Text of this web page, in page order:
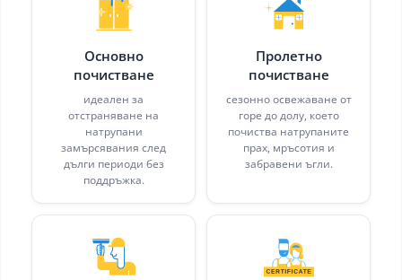
Основно
почистване
идеален за
отстраняване на
натрупани
замърсявания след
дълги периоди без
поддръжка.
Пролетно
почистване
сезонно освежаване от
горе до долу, което
почиства натрупаните
прах, мръсотия и
забравени ъгли.